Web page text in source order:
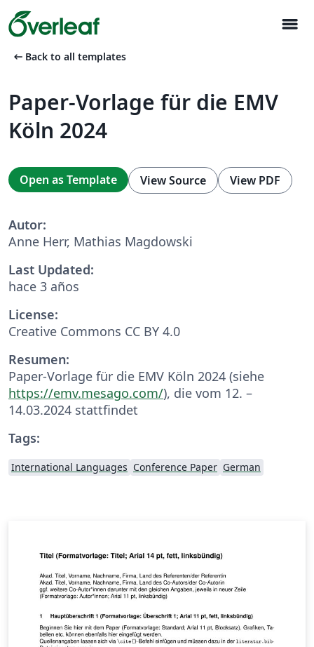
menu
arrow_left_alt Back to all templates
Paper-Vorlage für die EMV
Köln 2024
Open as Template View Source View PDF
Autor:
Anne Herr, Mathias Magdowski
Last Updated:
hace 3 años
License:
Creative Commons CC BY 4.0
Resumen:
Paper-Vorlage für die EMV Köln 2024 (siehe
https://emv.mesago.com/), die vom 12. –
14.03.2024 stattfindet
Tags:
International Languages Conference Paper German